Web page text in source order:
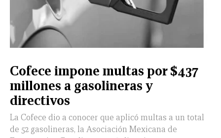
Cofece impone multas por $437
millones a gasolineras y
directivos
La Cofece dio a conocer que aplicó multas a un total
de 52 gasolineras, la Asociación Mexicana de